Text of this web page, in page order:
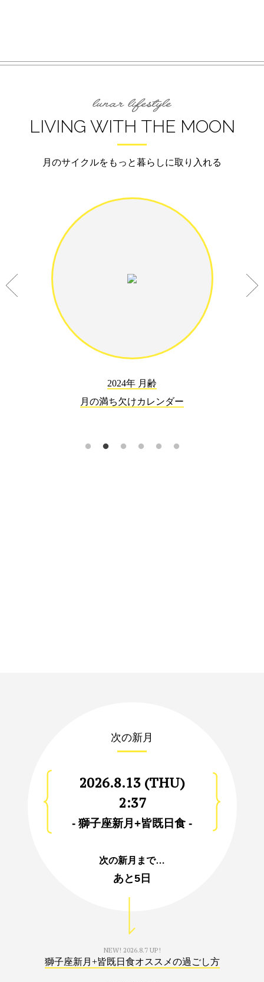
LIVING WITH THE MOON
月のサイクルをもっと暮らしに取り入れる
2024年 月齢
月の満ち欠けカレンダー
次の新月
2026.8.13 (THU)
2:37
- 獅子座新月+皆既日食 -
次の新月まで…
あと5日
NEW! 2026.8.7 UP!
獅子座新月+皆既日食オススメの過ごし方